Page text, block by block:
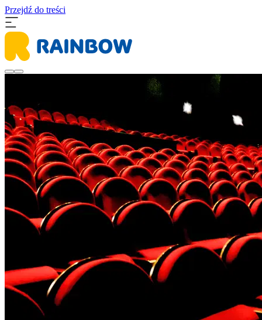
Przejdź do treści